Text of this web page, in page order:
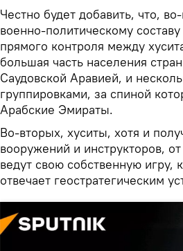
Честно будет добавить, что,
военно-политическому
прямого контроля между
большая часть населения
Саудовской Аравией, и
группировками, за спиной
Арабские Эмираты.
Во-вторых, хуситы, хотя и
вооружений и инструкторов,
ведут свою собственную игру,
отвечает геостратегическим